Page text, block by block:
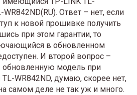
Ответ – нет, если
к новой прошивке получить
при этом гарантии, то
в обновленном
И второй вопрос –
обновленную модель при
WR842ND, думаю, скорее нет,
самом деле не так уж и много.